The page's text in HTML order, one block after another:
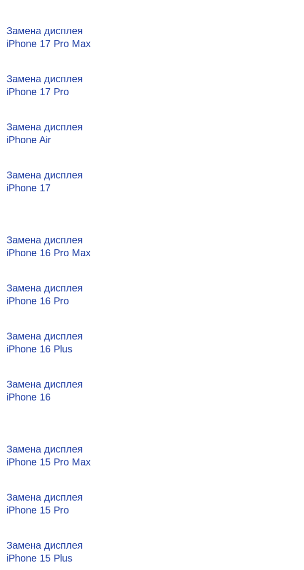
Замена дисплея
iPhone 17 Pro Max
Замена дисплея
iPhone 17 Pro
Замена дисплея
iPhone Air
Замена дисплея
iPhone 17
Замена дисплея
iPhone 16 Pro Max
Замена дисплея
iPhone 16 Pro
Замена дисплея
iPhone 16 Plus
Замена дисплея
iPhone 16
Замена дисплея
iPhone 15 Pro Max
Замена дисплея
iPhone 15 Pro
Замена дисплея
iPhone 15 Plus